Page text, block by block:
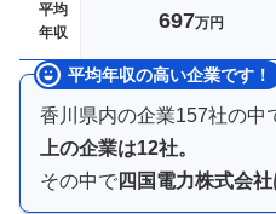
平均
年収
697万円
平均年収の高い企業です！
香川県内の企業157社の中
上の企業は12社。
その中で四国電力株式会社